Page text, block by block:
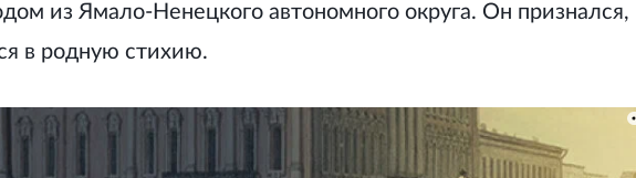
из Ямало-Ненецкого автономного округа. Он признался,
в родную стихию.